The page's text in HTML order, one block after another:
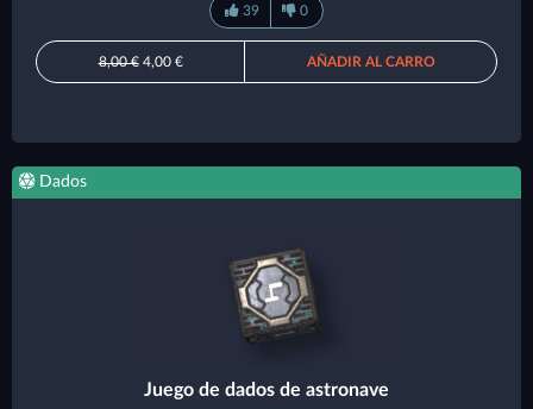
39 0
8,00 €4,00 € AÑADIR AL CARRO
Dados
Juego de dados de astronave